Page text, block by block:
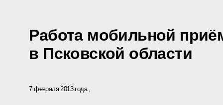
Работа мобильной
в Псковской области
7 февраля 2013 года